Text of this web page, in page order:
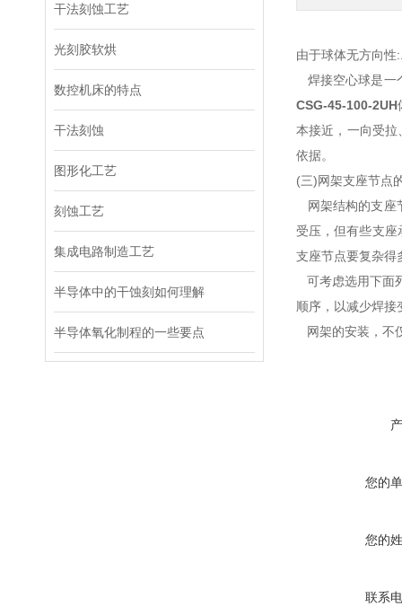
干法刻蚀工艺
光刻胶软烘
数控机床的特点
干法刻蚀
图形化工艺
刻蚀工艺
集成电路制造工艺
半导体中的干蚀刻如何理解
半导体氧化制程的一些要点
由于球体无方向性
焊接空心球是一
CSG-45-100-2UH
本接近，一向受
依据。
(三)网架支座节点
网架结构的支座
受压，但有些支座
支座节点要复杂得
可考虑选用下面
顺序，以减少焊接
网架的安装，不
您的
您的
联系